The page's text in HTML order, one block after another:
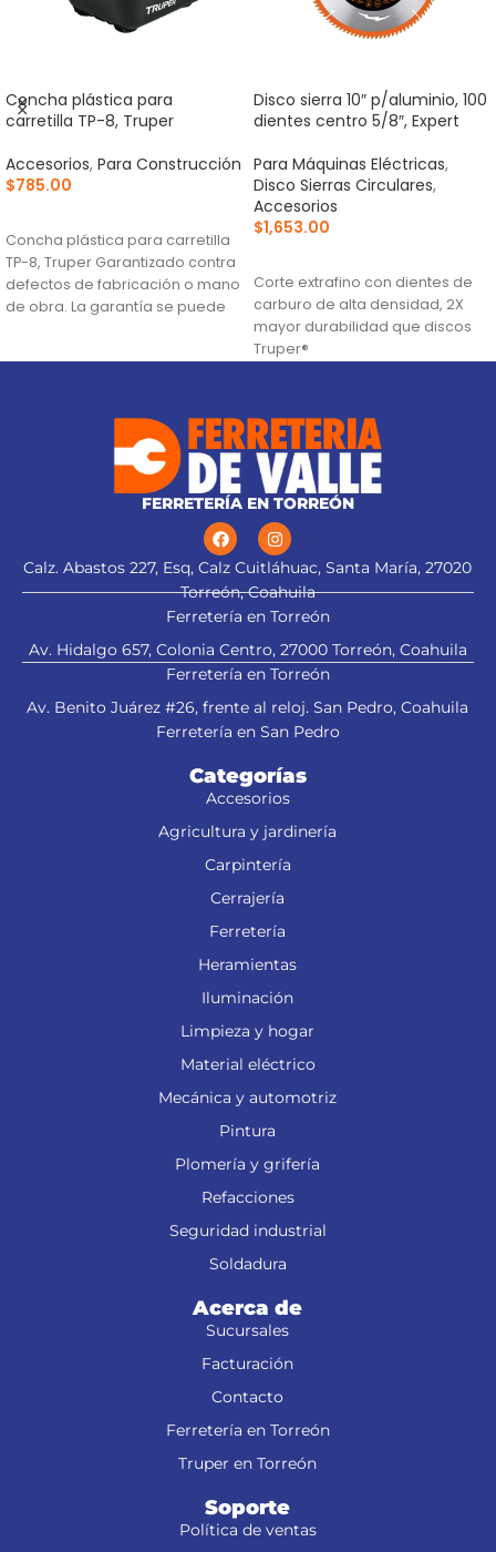
Concha plástica para
carretilla TP-8, Truper
Accesorios, Para Construcción
$785.00
Concha plástica para carretilla
TP-8, Truper Garantizado contra
defectos de fabricación o mano
de obra. La garantía se puede
Disco sierra 10″ p/aluminio, 100
dientes centro 5/8″, Expert
Para Máquinas Eléctricas,
Disco Sierras Circulares,
Accesorios
$1,653.00
Corte extrafino con dientes de
carburo de alta densidad, 2X
mayor durabilidad que discos
Truper®
proporciona mejor acabado
(TCG) Triple Chip Grind: Dentado
alternado de forma plana y
trapezoidal para cortes limpios
FERRETERÍA EN TORREÓN
Calz. Abastos 227, Esq, Calz Cuitláhuac, Santa María, 27020
Torreón, Coahuila
Ferretería en Torreón
Av. Hidalgo 657, Colonia Centro, 27000 Torreón, Coahuila
Ferretería en Torreón
Av. Benito Juárez #26, frente al reloj. San Pedro, Coahuila
Ferretería en San Pedro
Categorías
Accesorios
Agricultura y jardinería
Carpintería
Cerrajería
Ferretería
Heramientas
Iluminación
Limpieza y hogar
Material eléctrico
Mecánica y automotriz
Pintura
Plomería y grifería
Refacciones
Seguridad industrial
Soldadura
Acerca de
Sucursales
Facturación
Contacto
Ferretería en Torreón
Truper en Torreón
Soporte
Política de ventas